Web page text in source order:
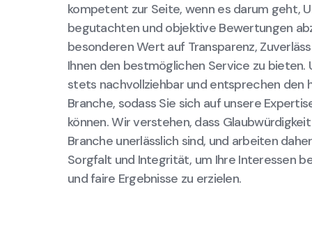
kompetent zur Seite, wenn es darum geht,
begutachten und objektive Bewertungen
besonderen Wert auf Transparenz,
Ihnen den bestmöglichen Service zu bieten.
stets nachvollziehbar und entsprechen den
Branche, sodass Sie sich auf unsere
können. Wir verstehen, dass
Branche unerlässlich sind, und arbeiten
Sorgfalt und Integrität, um Ihre Interessen
und faire Ergebnisse zu erzielen.